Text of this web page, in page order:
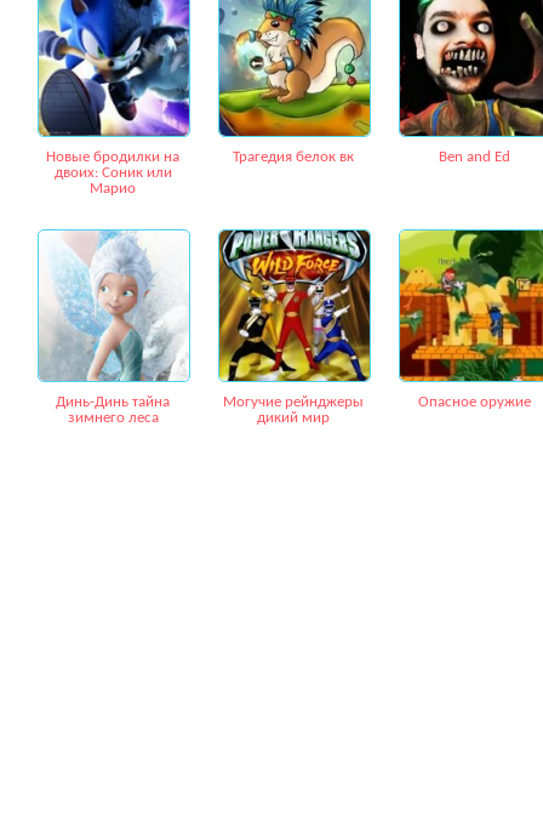
Новые бродилки на
двоих: Соник или
Марио
Трагедия белок вк Ben and Ed
Динь-Динь тайна
зимнего леса
Могучие рейнджеры
дикий мир
Опасное оружие